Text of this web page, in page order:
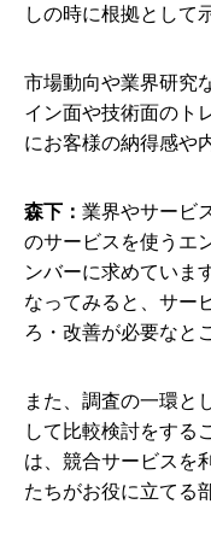
しの時に根拠として
市場動向や業界研究
イン面や技術面のト
にお客様の納得感や
森下： 業界やサービ
のサービスを使うエ
ンバーに求めていま
なってみると、サー
ろ・改善が必要なと
また、調査の一環と
して比較検討をする
は、競合サービスを
たちがお役に立てる